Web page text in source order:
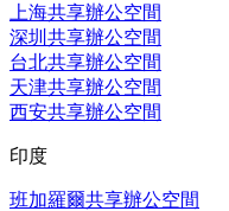
上海共享辦公空間
深圳共享辦公空間
台北共享辦公空間
天津共享辦公空間
西安共享辦公空間
印度
班加羅爾共享辦公空間